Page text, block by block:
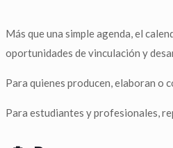
Más que una simple agenda, el
oportunidades de vinculación y
Para quienes producen, elaboran o
Para estudiantes y profesionales,